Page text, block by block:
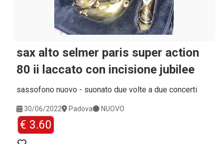
sax alto selmer paris super action
80 ii laccato con incisione jubilee
sassofono nuovo - suonato due volte a due concerti
30/06/2022 Padova NUOVO
€ 3.60